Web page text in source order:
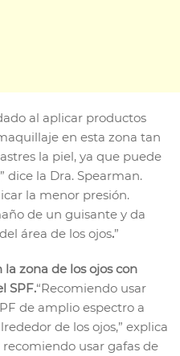
al aplicar productos
en esta zona tan
la piel, ya que puede
dice la Dra. Spearman.
la menor presión.
de un guisante y da
área de los ojos.”
zona de los ojos con
SPF.“Recomiendo usar
de amplio espectro a
de los ojos,” explica
usar gafas de